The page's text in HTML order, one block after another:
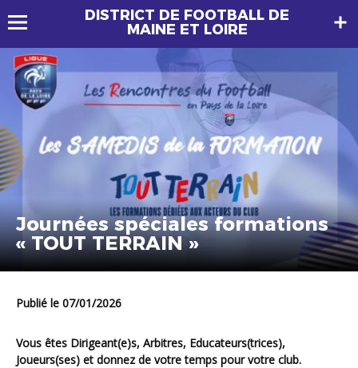
DISTRICT DE FOOTBALL DE
MAINE ET LOIRE
Journées spéciales formations
« TOUT TERRAIN »
Publié le 07/01/2026
Vous êtes Dirigeant(e)s, Arbitres, Educateurs(trices),
Joueurs(ses) et donnez de votre temps pour votre club.